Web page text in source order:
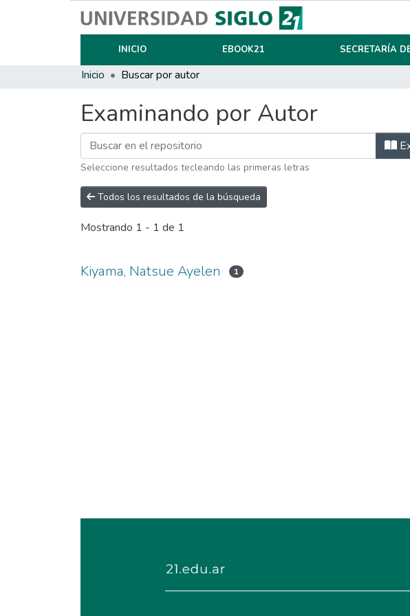
INICIO EBOOK21 SECRETARÍA
Inicio Buscar por autor
Examinando por Autor
Seleccione resultados tecleando las primeras letras
Todos los resultados de la búsqueda
Mostrando 1 - 1 de 1
Kiyama, Natsue Ayelen 1